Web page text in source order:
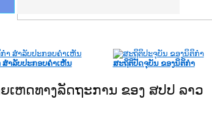
ສໍາລັບປະກອບຄໍາເຫັນ ສະຖິຕິປັດຈຸບັນ ຂອງນິຕິກໍາ
ຫດທາງລັດຖະການ ຂອງ ສປປ ລາວ